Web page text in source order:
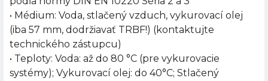
• Médium: Voda, stlačený vzduch, vykurovací olej
(iba 57 mm, dodržiavať TRBF!) (kontaktujte
technického zástupcu)
• Teploty: Voda: až do 80 °C (pre vykurovacie
systémy); Vykurovací olej: do 40°C; Stlačený